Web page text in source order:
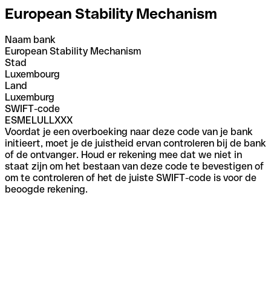
European Stability Mechanism
Naam bank
European Stability Mechanism
Stad
Luxembourg
Land
Luxemburg
SWIFT-code
ESMELULLXXX
Voordat je een overboeking naar deze code van je bank
initieert, moet je de juistheid ervan controleren bij de bank
of de ontvanger. Houd er rekening mee dat we niet in
staat zijn om het bestaan van deze code te bevestigen of
om te controleren of het de juiste SWIFT-code is voor de
beoogde rekening.